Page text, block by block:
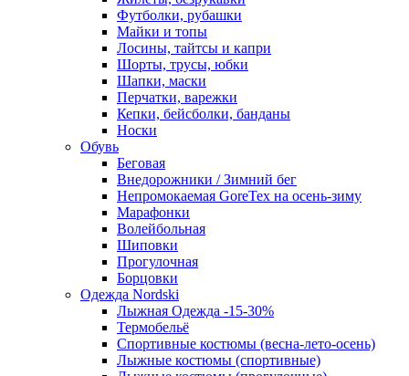
Футболки, рубашки
Майки и топы
Лосины, тайтсы и капри
Шорты, трусы, юбки
Шапки, маски
Перчатки, варежки
Кепки, бейсболки, банданы
Носки
Обувь
Беговая
Внедорожники / Зимний бег
Непромокаемая GoreTex на осень-зиму
Марафонки
Волейбольная
Шиповки
Прогулочная
Борцовки
Одежда Nordski
Лыжная Одежда -15-30%
Термобельё
Спортивные костюмы (весна-лето-осень)
Лыжные костюмы (спортивные)